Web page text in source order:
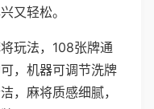
又轻松。
玩法，108张牌通
，机器可调节洗牌
，麻将质感细腻，